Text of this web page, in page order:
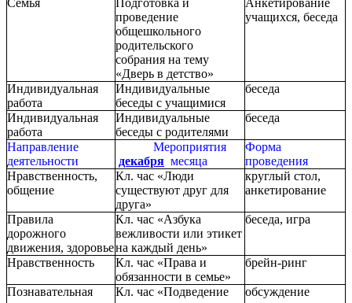
Семья
Подготовка и
проведение
общешкольного
родительского
собрания на тему
«Дверь в детство»
Анкетирование
учащихся, беседа
Индивидуальная
работа
Индивидуальные
беседы с учащимися
беседа
Индивидуальная
работа
Индивидуальные
беседы с родителями
беседа
Направление
деятельности
Мероприятия
декабря месяца
Форма
проведения
Нравственность,
общение
Кл. час «Люди
существуют друг для
друга»
круглый стол,
анкетирование
Правила
дорожного
движения, здоровье
Кл. час «Азбука
вежливости или этикет
на каждый день»
беседа, игра
Нравственность
Кл. час «Права и
обязанности в семье»
брейн-ринг
Познавательная
Кл. час «Подведение
обсуждение